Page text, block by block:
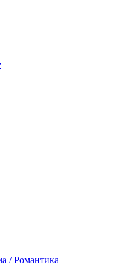
/ Романтика